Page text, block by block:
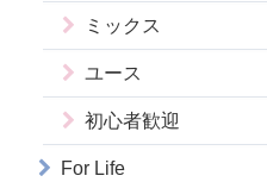
ミックス
ユース
初心者歓迎
For Life